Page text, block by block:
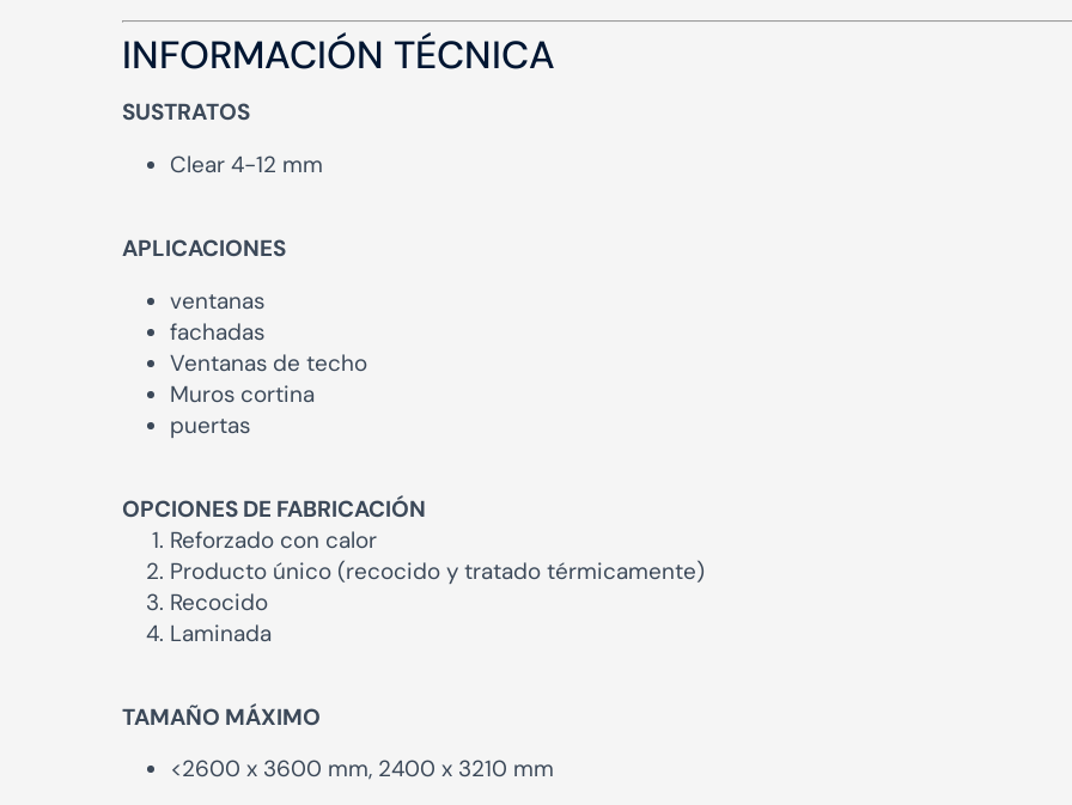
INFORMACIÓN TÉCNICA
SUSTRATOS
Clear 4-12 mm
APLICACIONES
ventanas
fachadas
Ventanas de techo
Muros cortina
puertas
OPCIONES DE FABRICACIÓN
Reforzado con calor
Producto único (recocido y tratado térmicamente)
Recocido
Laminada
TAMAÑO MÁXIMO
<2600 x 3600 mm, 2400 x 3210 mm